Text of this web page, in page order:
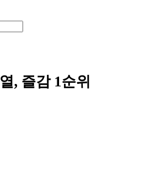
, 즐감 1순위